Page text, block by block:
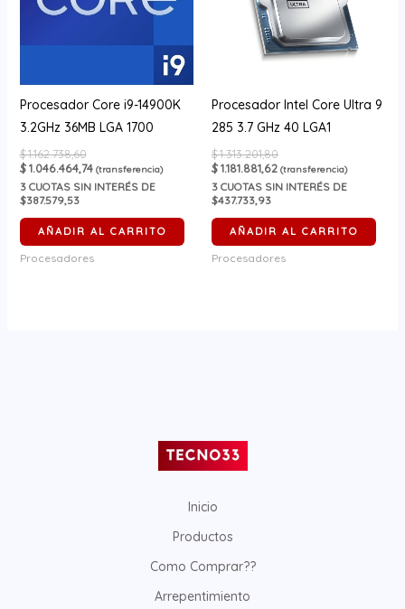
Procesador Core i9-14900K
3.2GHz 36MB LGA 1700
$1.162.738,60
$1.046.464,74 (transferencia)
3CUOTAS SIN INTERÉS DE
$387.579,53
AÑADIR AL CARRITO
Procesadores
Procesador Intel Core Ultra 9
285 3.7 GHz 40 LGA1
$1.313.201,80
$1.181.881,62 (transferencia)
3 CUOTAS SIN INTERÉS DE
$437.733,93
AÑADIR AL CARRITO
Procesadores
Inicio
Productos
Como Comprar??
Arrepentimiento